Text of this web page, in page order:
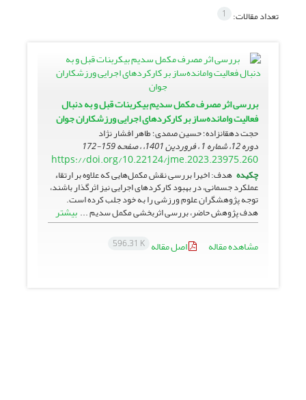
تعداد مقالات: 1
بررسی اثر مصرف مکمل سدیم بیکربنات قبل و به دنبال
فعالیت وامانده‌ساز بر کارکردهای اجرایی ورزشکاران جوان
حجت دهقانزاده؛ حسین صمدی؛ طاهر افشار نژاد
دوره 12، شماره 1 ، فروردین 1401، ، صفحه 159-172
https://doi.org/10.22124/jme.2023.23975.260
چکیده هدف: اخیرا بررسی نقش مکمل‌هایی که علاوه بر ارتقاء
عملکرد جسمانی، در بهبود کارکردهای اجرایی نیز اثرگذار باشند،
توجه پژوهشگران علوم ورزشی را به خود جلب کرده است.
هدف پژوهش حاضر، بررسی اثربخشی مکمل سدیم ... بیشتر
مشاهده مقاله
اصل مقاله 596.31 K